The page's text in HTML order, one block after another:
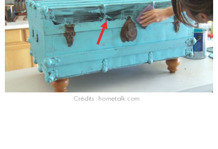
Crédits : hometalk.com